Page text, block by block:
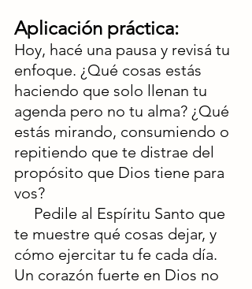
Aplicación práctica:
Hoy, hacé una pausa y revisá tu
enfoque. ¿Qué cosas estás
haciendo que solo llenan tu
agenda pero no tu alma? ¿Qué
estás mirando, consumiendo o
repitiendo que te distrae del
propósito que Dios tiene para
vos?
te muestre qué cosas dejar, y
cómo ejercitar tu fe cada día.
Un corazón fuerte en Dios no